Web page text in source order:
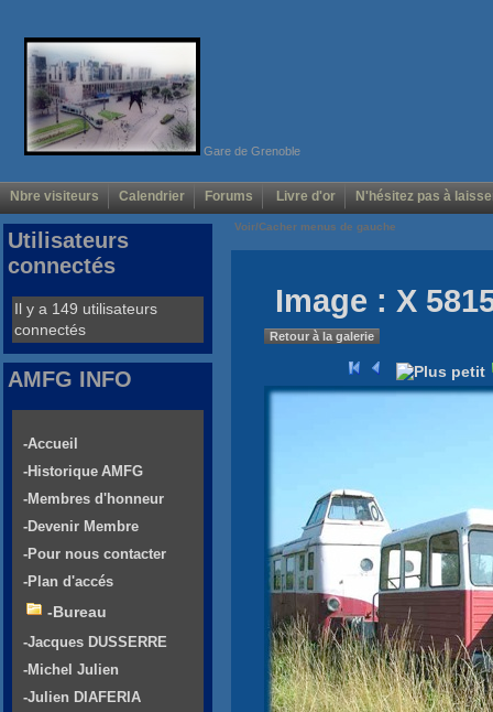
Gare de Grenoble
Nbre visiteurs Calendrier Forums Livre d'or N'hésitez pas à
Voir/Cacher menus de gauche
Image : X
Retour à la galerie
Utilisateurs
connectés
Il y a 149 utilisateurs
connectés
AMFG INFO
-Accueil
-Historique AMFG
-Membres d'honneur
-Devenir Membre
-Pour nous contacter
-Plan d'accés
-Bureau
-Jacques DUSSERRE
-Michel Julien
-Julien DIAFERIA